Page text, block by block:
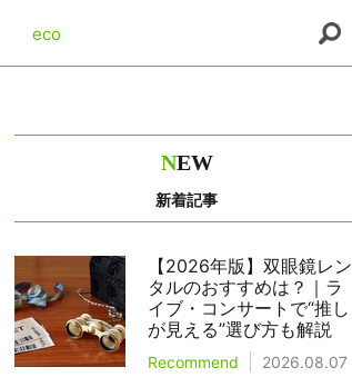
eco
NEW
新着記事
【2026年版】双眼鏡レン
タルのおすすめは？｜ラ
イブ・コンサートで“推し
が見える”選び方も解説
Recommend 2026.08.07